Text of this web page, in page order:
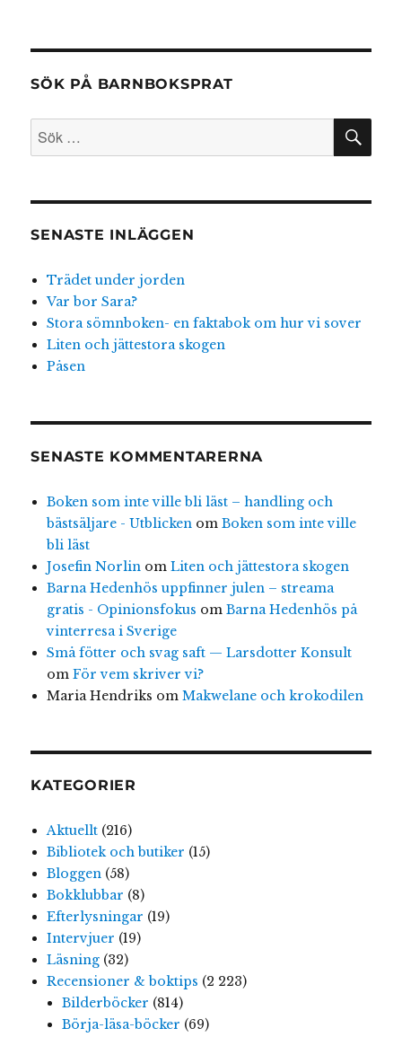
inlägg
SIDA
SÖK PÅ BARNBOKSPRAT
Sök
SENASTE INLÄGGEN
Trädet under jorden
Var bor Sara?
Stora sömnboken- en faktabok om hur vi sover
Liten och jättestora skogen
Påsen
SENASTE KOMMENTARERNA
Boken som inte ville bli läst – handling och
bästsäljare - Utblickenom Boken som inte ville
bli läst
Josefin Norlinom Liten och jättestora skogen
Barna Hedenhös uppfinner julen – streama
gratis - Opinionsfokus om Barna Hedenhös på
vinterresa i Sverige
Små fötter och svag saft — Larsdotter Konsult
om För vem skriver vi?
Maria Hendriks om Makwelane och krokodilen
KATEGORIER
Aktuellt(216)
Bibliotek och butiker (15)
Bloggen(58)
Bokklubbar (8)
Efterlysningar (19)
Intervjuer (19)
Läsning(32)
Recensioner & boktips (2 223)
Bilderböcker (814)
Börja-läsa-böcker (69)